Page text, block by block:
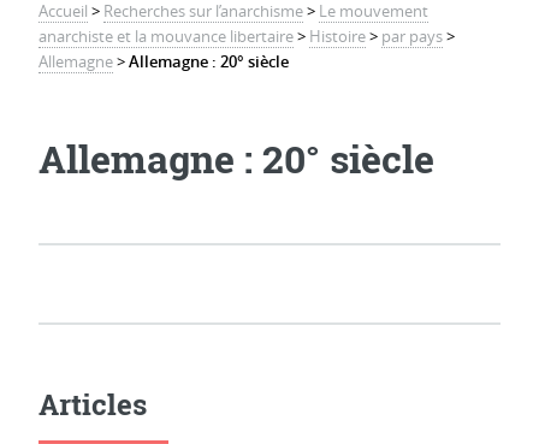
Accueil > Recherches sur l’anarchisme> Le mouvement
anarchiste et la mouvance libertaire> Histoire> par pays>
Allemagne>Allemagne : 20° siècle
Allemagne : 20° siècle
Articles